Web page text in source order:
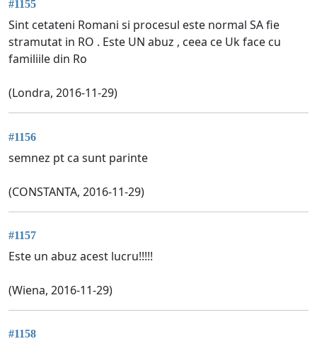
#1155
Sint cetateni Romani si procesul este normal SA fie
stramutat in RO . Este UN abuz , ceea ce Uk face cu
familiile din Ro
(Londra, 2016-11-29)
#1156
semnez pt ca sunt parinte
(CONSTANTA, 2016-11-29)
#1157
Este un abuz acest lucru!!!!!
(Wiena, 2016-11-29)
#1158